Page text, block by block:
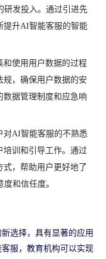
研发投入。通过引进先
提升AI智能客服的智能
和使用用户数据的过程
规，确保用户数据的安
据管理制度和应急响
对AI智能客服的不熟悉
训和引导工作。通过
，帮助用户更好地了
和信任度。
选择，具有显著的应用
服，教育机构可以实现